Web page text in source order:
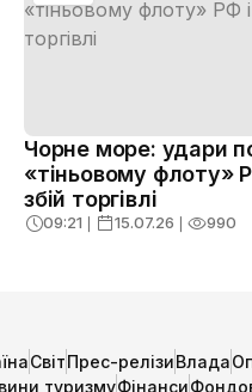
Чорне море: удари
«тіньовому флоту»
збій торгівлі
09:21 ❘ 15.07.26 ❘ 990
СвітПрес-релізиВлада
туризмуФінанси